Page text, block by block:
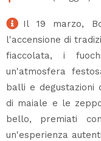
Il 19 marzo,
l'accensione di
fiaccolata, i
un'atmosfera
balli e degustazioni
di maiale e le
bello, premiati
un'esperienza